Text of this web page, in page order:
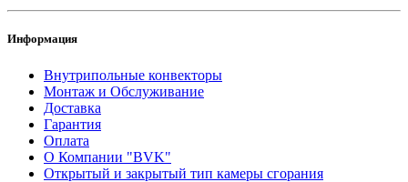
Информация
Внутрипольные конвекторы
Монтаж и Обслуживание
Доставка
Гарантия
Оплата
О Компании "BVK"
Открытый и закрытый тип камеры сгорания